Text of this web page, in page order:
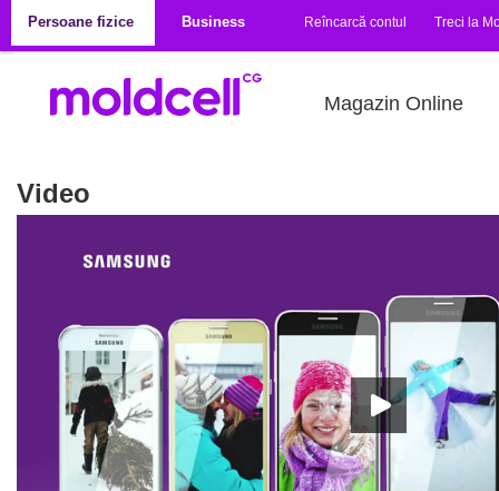
Persoane fizice
Business Reîncarcă contul Treci la
Magazin Online
Video